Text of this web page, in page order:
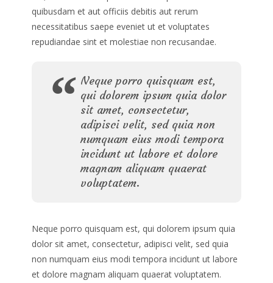
quibusdam et aut officiis debitis aut rerum
necessitatibus saepe eveniet ut et voluptates
repudiandae sint et molestiae non recusandae.
Neque porro quisquam est,
qui dolorem ipsum quia dolor
sit amet, consectetur,
adipisci velit, sed quia non
numquam eius modi tempora
incidunt ut labore et dolore
magnam aliquam quaerat
voluptatem.
Neque porro quisquam est, qui dolorem ipsum quia
dolor sit amet, consectetur, adipisci velit, sed quia
non numquam eius modi tempora incidunt ut labore
et dolore magnam aliquam quaerat voluptatem.